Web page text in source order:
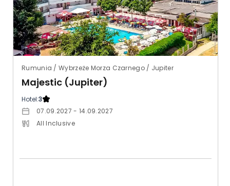
Rumunia / Wybrzeże Morza Czarnego / Jupiter
Majestic (Jupiter)
Hotel:3
07.09.2027 - 14.09.2027
All Inclusive